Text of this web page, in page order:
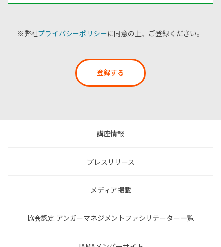
※弊社プライバシーポリシーに同意の上、ご登録ください。
登録する
講座情報
プレスリリース
メディア掲載
協会認定 アンガーマネジメントファシリテーター一覧